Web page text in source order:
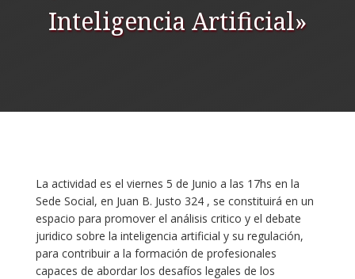
Inteligencia Artificial»
La actividad es el viernes 5 de Junio a las 17hs en la
Sede Social, en Juan B. Justo 324 , se constituirá en un
espacio para promover el análisis critico y el debate
juridico sobre la inteligencia artificial y su regulación,
para contribuir a la formación de profesionales
capaces de abordar los desafíos legales de los